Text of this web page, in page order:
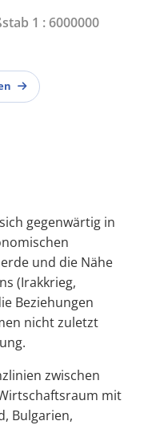
1 : 6000000
gegenwärtig in
und die Nähe
(Irakkrieg,
Beziehungen
nicht zuletzt
zwischen
mit
Bulgarien,